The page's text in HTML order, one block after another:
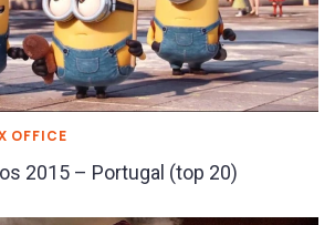
OFFICE
2015 – Portugal (top 20)